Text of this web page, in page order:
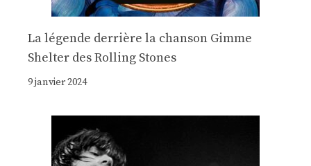
La légende derrière la chanson Gimme
Shelter des Rolling Stones
9 janvier 2024